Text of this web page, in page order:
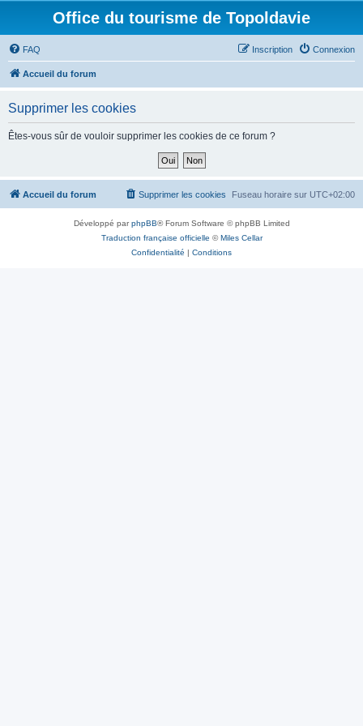
Office du tourisme de Topoldavie
FAQ Connexion
Inscription
Accueil du forum
Supprimer les cookies
Êtes-vous sûr de vouloir supprimer les cookies de ce forum ?
Accueil du forum Fuseau horaire sur UTC+02:00
Supprimer les cookies
Développé parphpBB® Forum Software © phpBB Limited
Traduction française officielle ©Miles Cellar
Confidentialité | Conditions